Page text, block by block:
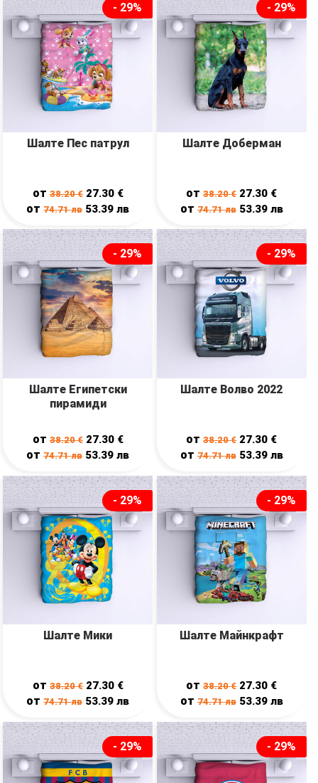
- 29%
Шалте Пес патрул
от38.20€ 27.30 €
от74.71лв 53.39лв
- 29%
Шалте Доберман
от38.20€ 27.30 €
от 74.71лв 53.39 лв
- 29%
Шалте Египетски
пирамиди
от38.20€ 27.30 €
от74.71лв 53.39лв
- 29%
Шалте Волво 2022
от38.20€ 27.30 €
от 74.71лв 53.39 лв
- 29%
Шалте Мики
от38.20€ 27.30 €
от74.71лв 53.39лв
- 29%
Шалте Майнкрафт
от38.20€ 27.30 €
от 74.71лв 53.39 лв
- 29% - 29%